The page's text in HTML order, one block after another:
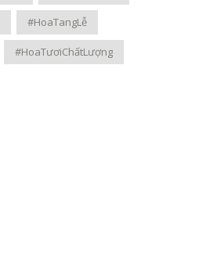
#HoaTangLễ
#HoaTươiChấtLượng